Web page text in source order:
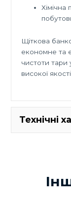
Щіткова
економне та
чистоти тари
високої
Технічні